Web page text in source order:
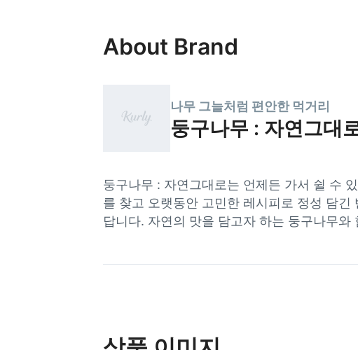
About Brand
나무 그늘처럼 편안한 먹거리
둥구나무 : 자연그대
둥구나무 : 자연그대로는 언제든 가서 쉴 수
를 찾고 오랫동안 고민한 레시피로 정성 담
답니다. 자연의 맛을 담고자 하는 둥구나무